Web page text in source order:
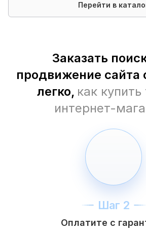
Перейти в
Заказать
продвижение сайта
легко, как купить
интернет-
Шаг 2
Оплатите с